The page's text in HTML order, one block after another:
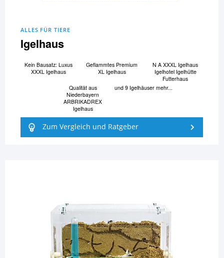
ALLES FÜR TIERE
Igelhaus
Kein Bausatz: Luxus
XXXL Igelhaus
Geflammtes Premium
XL Igelhaus
N A XXXL Igelhaus
Igelhotel Igelhütte
Futterhaus
Qualität aus
Niederbayern
ARBRIKADREX
Igelhaus
und 9 Igelhäuser mehr...
Zum Vergleich und Ratgeber